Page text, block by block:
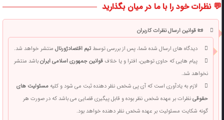
💬 نظرات خود را با ما در میان بگذارید
📜 قوانین ارسال نظرات کاربران
دیدگاه های ارسال شده شما، پس از بررسی توسطتیم اقتصادژورنالمنتشر خواهد شد.
پیام هایی که حاوی توهین، افترا و یا خلافقوانین جمهوری اسلامی ایرانباشد منتشر
نخواهد شد.
لازم به یادآوری است که آی پی شخص نظر دهنده ثبت می شود و کلیهمسئولیت های
حقوقینظرات بر عهده شخص نظر بوده و قابل پیگیری قضایی می باشد که در صورت هر
گونه شکایت مسئولیت بر عهده شخص نظر دهنده خواهد بود.